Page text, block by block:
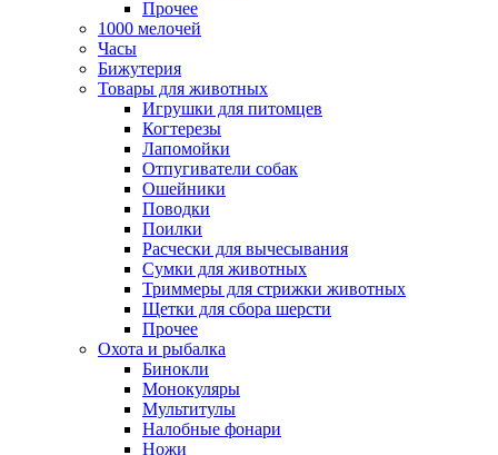
Прочее
1000 мелочей
Часы
Бижутерия
Товары для животных
Игрушки для питомцев
Когтерезы
Лапомойки
Отпугиватели собак
Ошейники
Поводки
Поилки
Расчески для вычесывания
Сумки для животных
Триммеры для стрижки животных
Щетки для сбора шерсти
Прочее
Охота и рыбалка
Бинокли
Монокуляры
Мультитулы
Налобные фонари
Ножи